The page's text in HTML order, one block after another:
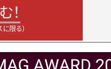
！
限る）